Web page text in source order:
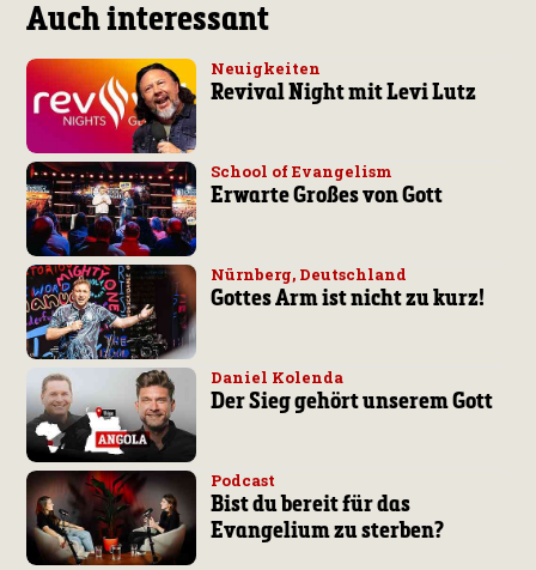
Auch interessant
Neuigkeiten
Revival Night mit Levi Lutz
School of Evangelism
Erwarte Großes von Gott
Nürnberg, Deutschland
Gottes Arm ist nicht zu kurz!
Daniel Kolenda
Der Sieg gehört unserem Gott
Podcast
Bist du bereit für das
Evangelium zu sterben?